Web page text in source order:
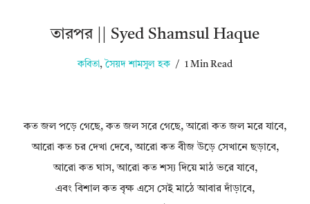
তারপর || Syed Shamsul Haque
কবিতা, সৈয়দ শামসুল হক 1 Min Read
কত জল পড়ে গেছে, কত জল সরে গেছে, আরো কত জল মরে যাবে,
আরো কত চর দেখা দেবে, আরো কত বীজ উড়ে সেখানে ছড়াবে,
আরো কত ঘাস, আরো কত শস্য দিয়ে মাঠ ভরে যাবে,
এবং বিশাল কত বৃক্ষ এসে সেই মাঠে আবার দাঁড়াবে,